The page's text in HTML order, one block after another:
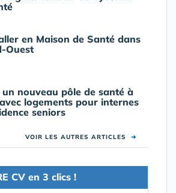
en Maison de Santé dans
Ouest
un nouveau pôle de santé à
logements pour internes
seniors
VOIR LES AUTRES ARTICLES ➜
CV en 3 clics !